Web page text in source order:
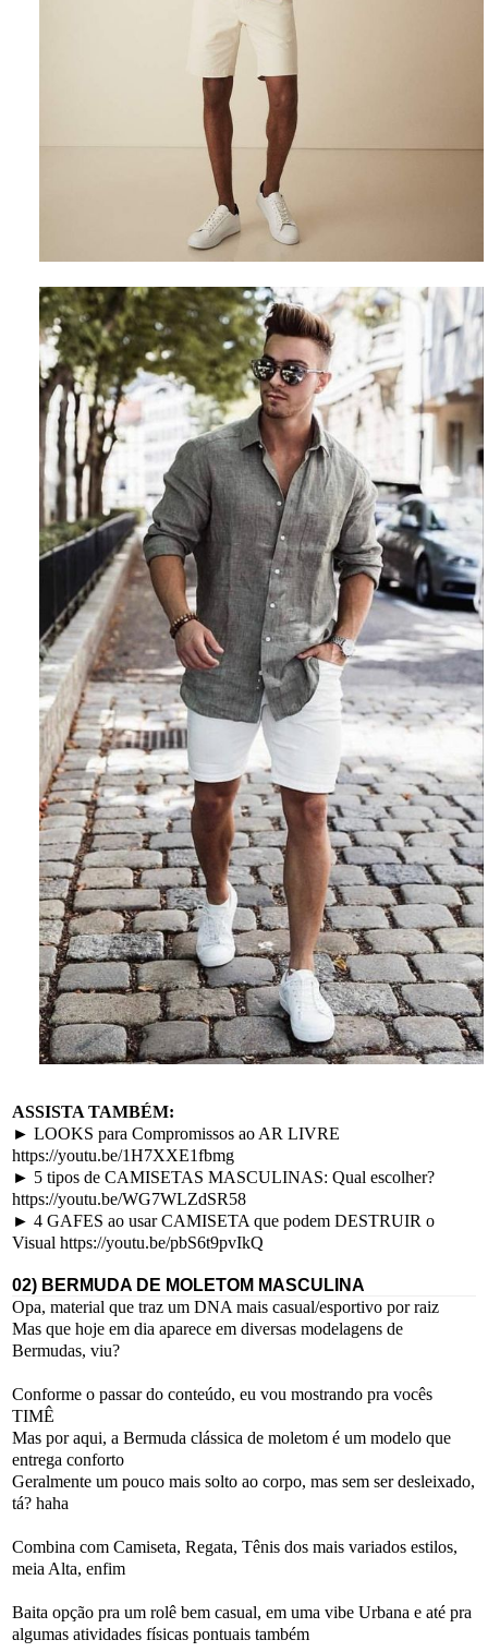
ASSISTA TAMBÉM:
► LOOKS para Compromissos ao AR LIVRE
https://youtu.be/1H7XXE1fbmg
► 5 tipos de CAMISETAS MASCULINAS: Qual escolher?
https://youtu.be/WG7WLZdSR58
► 4 GAFES ao usar CAMISETA que podem DESTRUIR o
Visual https://youtu.be/pbS6t9pvIkQ
02) BERMUDA DE MOLETOM MASCULINA
Opa, material que traz um DNA mais casual/esportivo por raiz
Mas que hoje em dia aparece em diversas modelagens de
Bermudas, viu?
Conforme o passar do conteúdo, eu vou mostrando pra vocês
TIMÊ
Mas por aqui, a Bermuda clássica de moletom é um modelo que
entrega conforto
Geralmente um pouco mais solto ao corpo, mas sem ser desleixado,
tá? haha
Combina com Camiseta, Regata, Tênis dos mais variados estilos,
meia Alta, enfim
Baita opção pra um rolê bem casual, em uma vibe Urbana e até pra
algumas atividades físicas pontuais também